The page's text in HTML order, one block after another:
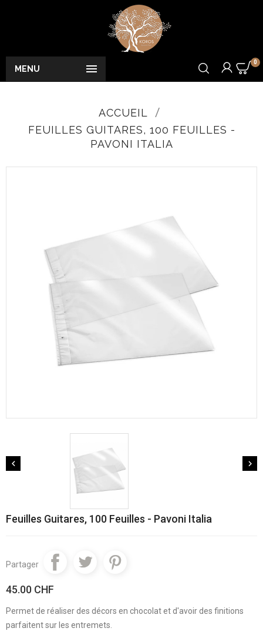

MENU
0
ACCUEIL
FEUILLES GUITARES, 100 FEUILLES -
PAVONI ITALIA
 
Feuilles Guitares, 100 Feuilles - Pavoni Italia
Partager
45.00 CHF
Permet de réaliser des décors en chocolat et d'avoir des finitions
parfaitent sur les entremets.